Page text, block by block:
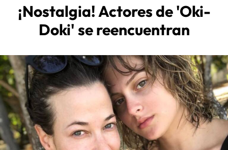
¡Nostalgia! Actores de 'Oki-
Doki' se reencuentran